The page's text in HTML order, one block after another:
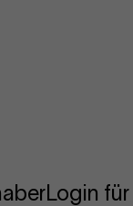
Login